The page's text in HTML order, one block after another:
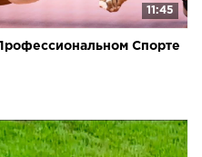
11:45
Спорте